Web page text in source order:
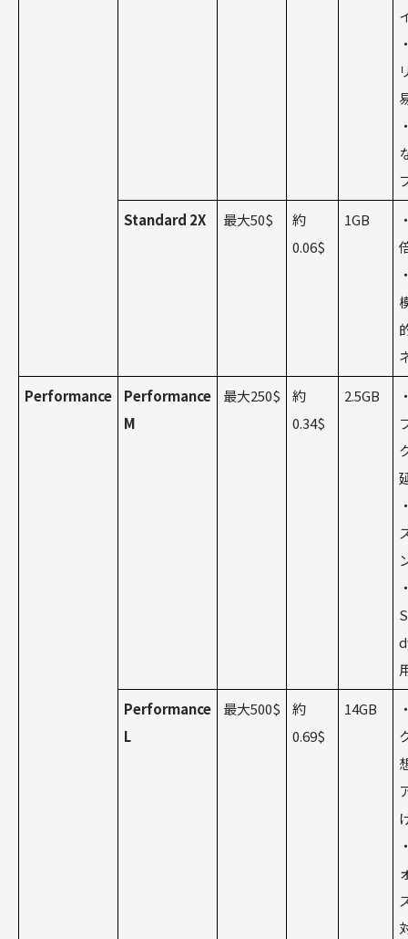
Standard 2X 最大50$
約
0.06$
1GB
Performance
Performance
M
最大250$
約
0.34$
2.5GB
Performance
L
最大500$
約
0.69$
14GB